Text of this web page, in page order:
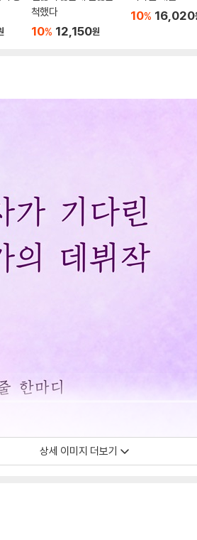
척했다
10% 12,150원
10% 16,020
상세 이미지 더보기